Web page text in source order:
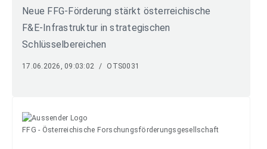
Neue FFG-Förderung stärkt österreichische
F&E-Infrastruktur in strategischen
Schlüsselbereichen
17.06.2026, 09:03:02 / OTS0031
FFG - Österreichische Forschungsförderungsgesellschaft